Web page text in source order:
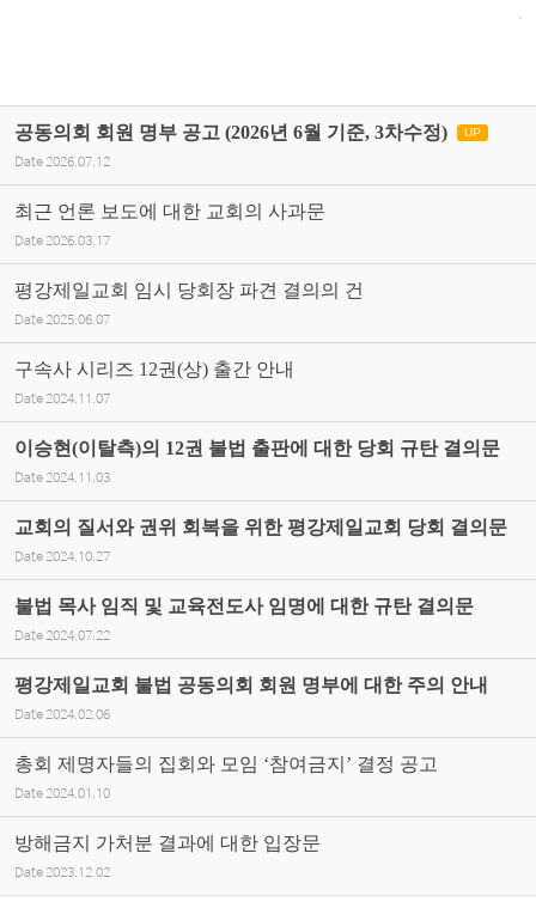
공동의회 회원 명부 공고 (2026년 6월 기준, 3차수정) UP
Date 2026.07.12
최근 언론 보도에 대한 교회의 사과문
Date 2026.03.17
평강제일교회 임시 당회장 파견 결의의 건
Date 2025.06.07
구속사 시리즈 12권(상) 출간 안내
Date 2024.11.07
이승현(이탈측)의 12권 불법 출판에 대한 당회 규탄 결의문
Date 2024.11.03
교회의 질서와 권위 회복을 위한 평강제일교회 당회 결의문
Date 2024.10.27
불법 목사 임직 및 교육전도사 임명에 대한 규탄 결의문
Date 2024.07.22
평강제일교회 불법 공동의회 회원 명부에 대한 주의 안내
Date 2024.02.06
총회 제명자들의 집회와 모임 ‘참여금지’ 결정 공고
Date 2024.01.10
방해금지 가처분 결과에 대한 입장문
Date 2023.12.02